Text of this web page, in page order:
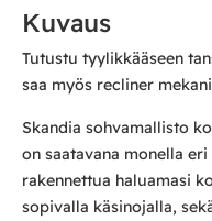
Kuvaus
Tutustu tyylikkääseen
saa myös recliner
Skandia sohvamallisto
on saatavana monella
rakennettua haluamasi
sopivalla käsinojalla,